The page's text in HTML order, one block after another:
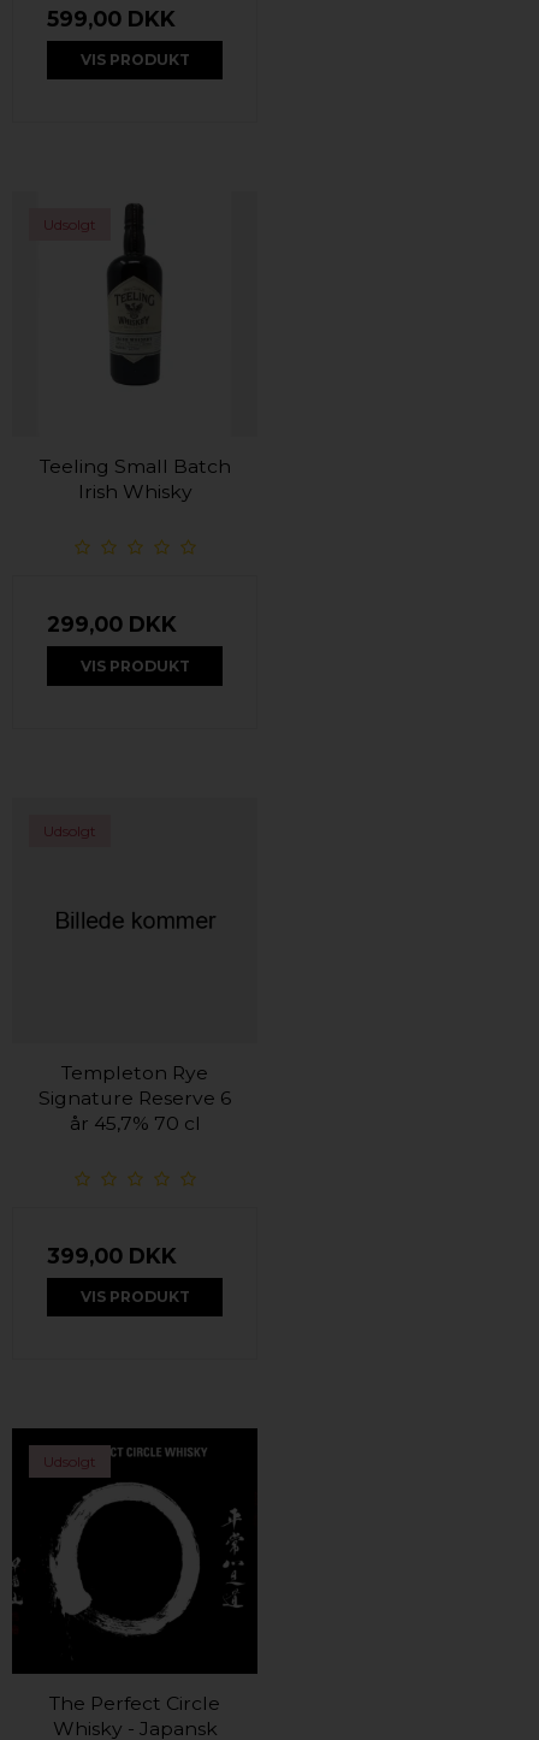
599,00 DKK
VIS PRODUKT
Udsolgt
Teeling Small Batch
Irish Whisky
299,00 DKK
VIS PRODUKT
Udsolgt
Templeton Rye
Signature Reserve 6
år 45,7% 70 cl
399,00 DKK
VIS PRODUKT
Udsolgt
The Perfect Circle
Whisky - Japansk